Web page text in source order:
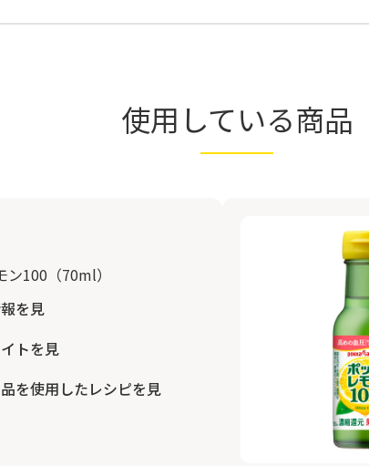
使用している商品
ン100（70ml）
を見
トを見
を使用したレシピを見